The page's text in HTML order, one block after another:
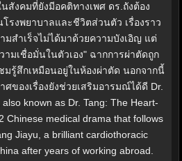
สังคมที่ยังมีอคติทางเพศ ดร.ถังต้อง
รงพยาบาลและชีวิตส่วนตัว เรื่องราว
มสำเร็จไม่ได้มาด้วยความบังเอิญ แต่
มเชื่อมั่นในตัวเอง" ฉากการผ่าตัดถูก
มรู้สึกเหมือนอยู่ในห้องผ่าตัด นอกจากนี้
ของเรื่องยังช่วยเสริมอารมณ์ได้ดี Dr.
known as Dr. Tang: The Heart-
Chinese medical drama that follows
Jiayu, a brilliant cardiothoracic
after years of working abroad.